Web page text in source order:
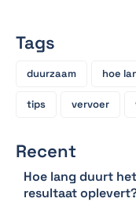
Tags
duurzaam hoe
tips vervoer
Recent
Hoe lang duurt
resultaat